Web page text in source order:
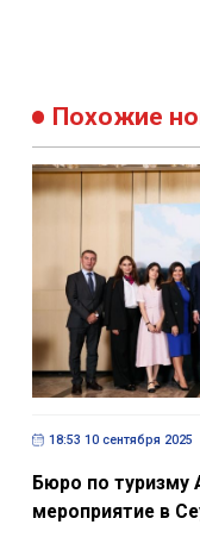
Похожие
18:53 10 сентября 2025
Бюро по туризму
мероприятие в